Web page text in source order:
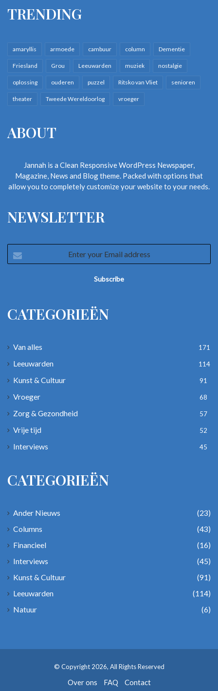
TRENDING
amaryllis armoede cambuur column Dementie
Friesland Grou Leeuwarden muziek nostalgie
oplossing ouderen puzzel Ritsko van Vliet senioren
theater Tweede Wereldoorlog vroeger
ABOUT
Jannah is a Clean Responsive WordPress Newspaper,
Magazine, News and Blog theme. Packed with options that
allow you to completely customize your website to your needs.
NEWSLETTER
your
CATEGORIEËN
Van alles 171
Leeuwarden 114
Kunst & Cultuur 91
Vroeger 68
Zorg & Gezondheid 57
Vrije tijd 52
Interviews 45
CATEGORIEËN
Ander Nieuws
(23)
Columns
(43)
Financieel
(16)
Interviews
(45)
Kunst & Cultuur
(91)
Leeuwarden
(114)
Natuur
(6)
© Copyright 2026, All Rights Reserved
Over ons FAQ Contact